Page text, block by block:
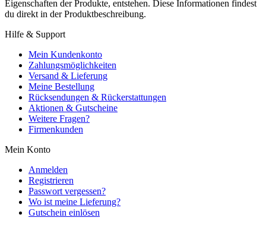
Eigenschaften der Produkte, entstehen. Diese Informationen findest
du direkt in der Produktbeschreibung.
Hilfe & Support
Mein Kundenkonto
Zahlungsmöglichkeiten
Versand & Lieferung
Meine Bestellung
Rücksendungen & Rückerstattungen
Aktionen & Gutscheine
Weitere Fragen?
Firmenkunden
Mein Konto
Anmelden
Registrieren
Passwort vergessen?
Wo ist meine Lieferung?
Gutschein einlösen